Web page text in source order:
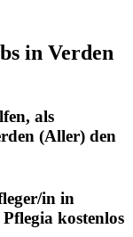
in Verden
als
(Aller) den
in in
Pflegia kostenlos